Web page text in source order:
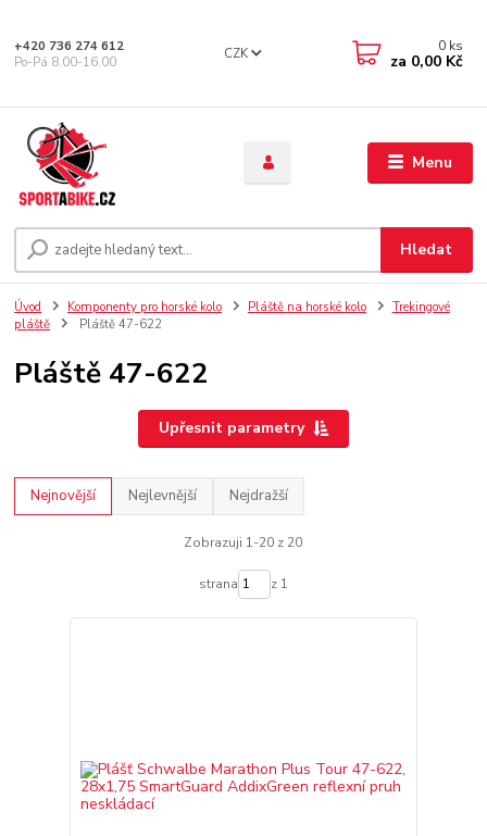
Menu
CZK
Hledat
+420 736 274 612
Po-Pá 8.00-16.00
0 ks
za 0,00 Kč
Úvod Komponenty pro horské kolo Pláště na horské kolo
Trekingové
pláště
Pláště 47-622
Pláště 47-622
Upřesnit parametry
Nejnovější Nejlevnější Nejdražší
Zobrazuji 1-20 z 20
strana z 1